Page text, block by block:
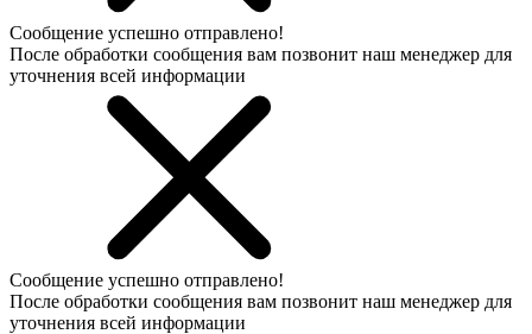
Сообщение успешно отправлено!
После обработки сообщения вам позвонит наш менеджер для
уточнения всей информации
Сообщение успешно отправлено!
После обработки сообщения вам позвонит наш менеджер для
уточнения всей информации